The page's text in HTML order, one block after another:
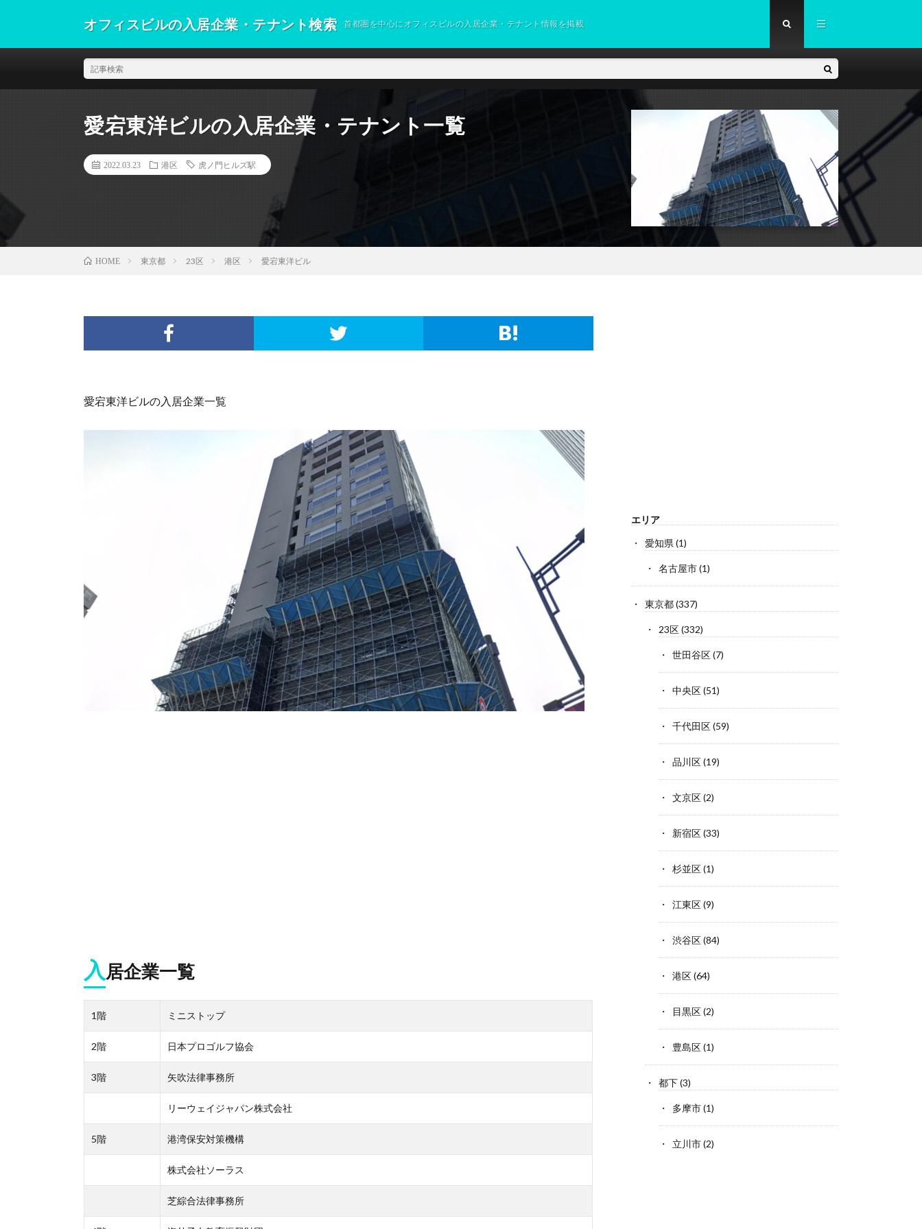
オフィスビルの入居企業・テナント検索 首都圏を中心にオフィスビルの入居企業・テナント情報を掲載
愛宕東洋ビルの入居企業・テナント一覧
2022.03.23 港区 虎ノ門ヒルズ駅
HOME 東京都 23区 港区 愛宕東洋ビル
愛宕東洋ビルの入居企業一覧
入居企業一覧
1階 ミニストップ
2階 日本プロゴルフ協会
3階 矢吹法律事務所
リーウェイジャパン株式会社
5階 港湾保安対策機構
株式会社ソーラス
芝綜合法律事務所
エリア
愛知県 (1)
名古屋市(1)
東京都(337)
23区(332)
世田谷区(7)
中央区(51)
千代田区(59)
品川区(19)
文京区(2)
新宿区(33)
杉並区(1)
江東区(9)
渋谷区(84)
港区(64)
目黒区(2)
豊島区(1)
都下(3)
多摩市(1)
立川市(2)